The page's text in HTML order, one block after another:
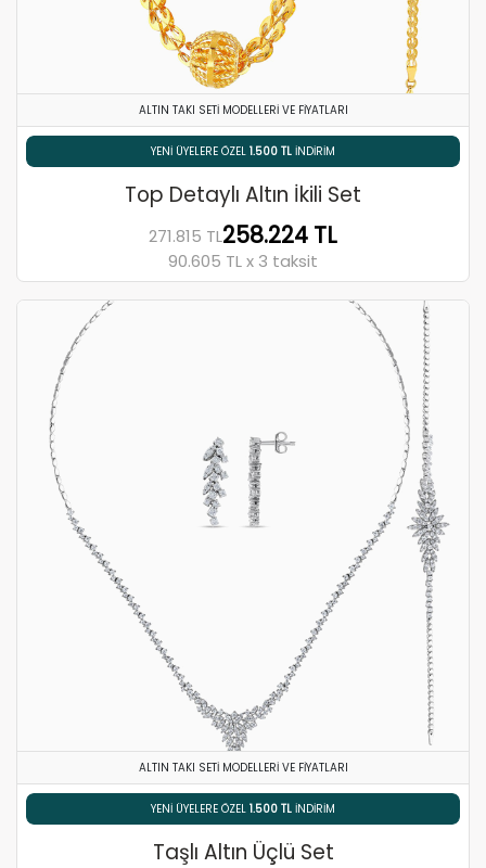
ALTIN TAKI SETI MODELLERI VE FIYATLARI
% 5 HAVALE / EFT İNDIRIMI
Top Detaylı Altın İkili Set
271.815 TL258.224 TL
90.605 TL x 3 taksit
ALTIN TAKI SETI MODELLERI VE FIYATLARI
% 5 HAVALE / EFT İNDIRIMI
Taşlı Altın Üçlü Set